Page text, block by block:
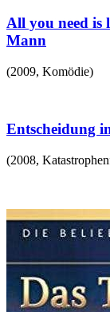
All you need is
Mann
(2009, Komödie)
Entscheidung
(2008,